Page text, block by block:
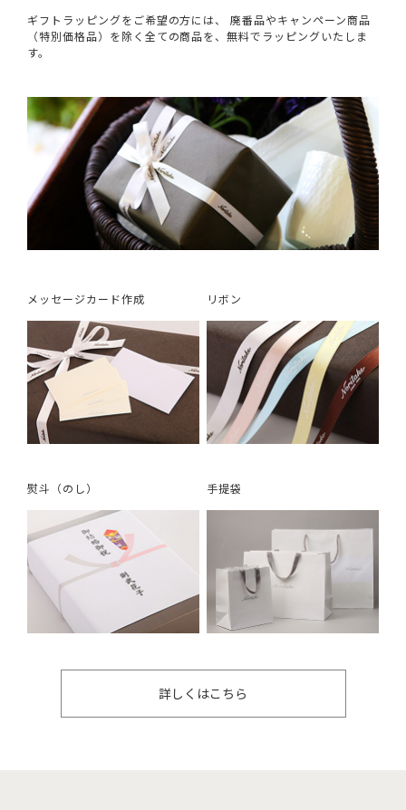
ギフトラッピングをご希望の方には、 廃番品やキャンペーン商品
（特別価格品）を除く全ての商品を、無料でラッピングいたしま
す。
メッセージカード作成 リボン
熨斗（のし） 手提袋
詳しくはこちら